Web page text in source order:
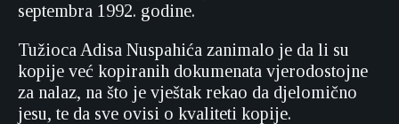
septembra 1992. godine.
Tužioca Adisa Nuspahića zanimalo je da li su
kopije već kopiranih dokumenata vjerodostojne
za nalaz, na što je vještak rekao da djelomično
jesu, te da sve ovisi o kvaliteti kopije.